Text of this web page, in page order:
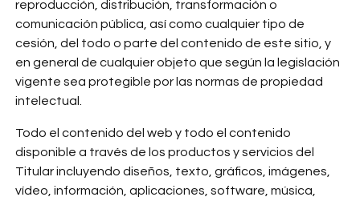
reproducción, distribución, transformación o
comunicación pública, así como cualquier tipo de
cesión, del todo o parte del contenido de este sitio, y
en general de cualquier objeto que según la legislación
vigente sea protegible por las normas de propiedad
intelectual.
Todo el contenido del web y todo el contenido
disponible a través de los productos y servicios del
Titular incluyendo diseños, texto, gráficos, imágenes,
vídeo, información, aplicaciones, software, música,